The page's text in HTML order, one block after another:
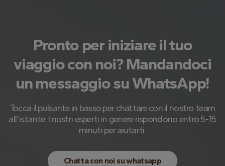
Pronto per iniziare il tuo
viaggio con noi? Mandandoci
un messaggio su WhatsApp!
Tocca il pulsante in basso per chattare con il nostro team
all'istante. I nostri esperti in genere rispondono entro 5-15
minuti per aiutarti.
Chatta con noi su whatsapp